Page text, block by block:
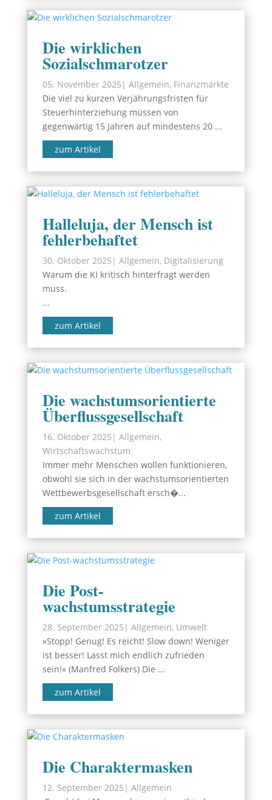
Die wirklichen
Sozialschmarotzer
05. November 2025 | Allgemein, Finanzmärkte
Die viel zu kurzen Verjährungsfristen für
Steuerhinterziehung müssen von
gegenwärtig 15 Jahren auf mindestens 20 ...
zum Artikel
Halleluja, der Mensch ist
fehlerbehaftet
30. Oktober 2025 | Allgemein, Digitalisierung
Warum die KI kritisch hinterfragt werden
muss.
...
zum Artikel
Die wachstumsorientierte
Überflussgesellschaft
16. Oktober 2025 | Allgemein,
Wirtschaftswachstum
Immer mehr Menschen wollen funktionieren,
obwohl sie sich in der wachstumsorientierten
Wettbewerbsgesellschaft ersch�...
zum Artikel
Die Post-
wachstumsstrategie
28. September 2025 | Allgemein, Umwelt
»Stopp! Genug! Es reicht! Slow down! Weniger
ist besser! Lasst mich endlich zufrieden
sein!« (Manfred Folkers) Die ...
zum Artikel
Die Charaktermasken
12. September 2025 | Allgemein